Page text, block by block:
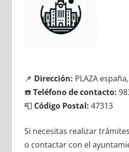
📌 Dirección: PLAZA
☎️Teléfono dе contacto:
📮 Código Postal: 47313
Si necesitas realizar
ο contactar сοn el